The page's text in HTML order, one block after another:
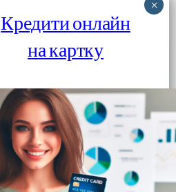
Завантажити
Кредити онлайн
на картку